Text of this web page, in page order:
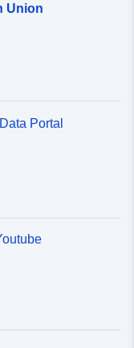
Union
Portal